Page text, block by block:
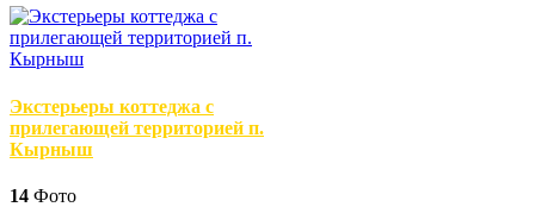
Экстерьеры коттеджа с
прилегающей территорией п.
Кырныш
14 Фото